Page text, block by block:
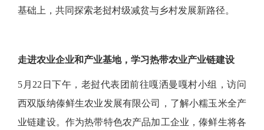
基础上，共同探索老挝村级减贫与乡村发展新路径。
走进农业企业和产业基地，学习热带农业产业链建设
5月22日下午，老挝代表团前往嘎洒曼嘎村小组，访问
西双版纳傣鲜生农业发展有限公司，了解小糯玉米全产
业链建设。作为热带特色农产品加工企业，傣鲜生将各